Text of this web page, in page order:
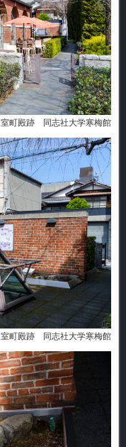
室町殿跡 同志社大学寒梅館
室町殿跡 同志社大学寒梅館